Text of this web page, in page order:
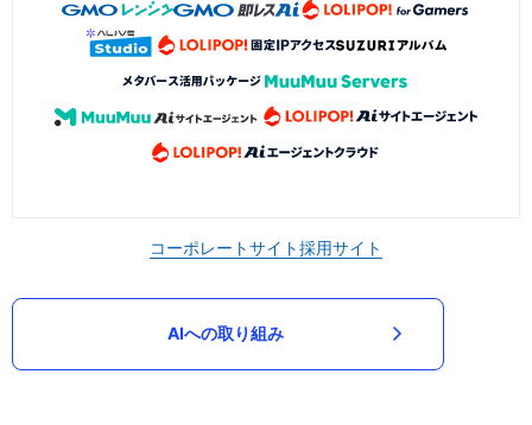
コーポレートサイト採用サイト
AIへの取り組み